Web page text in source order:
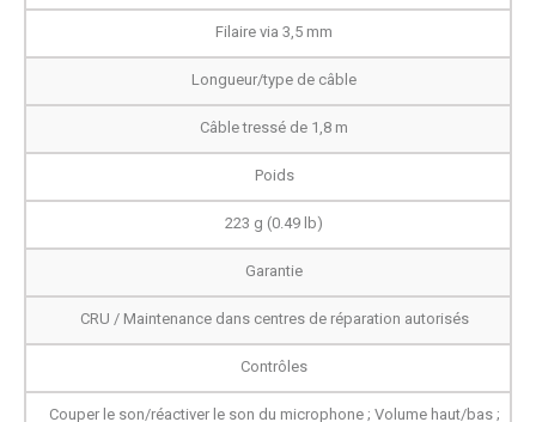
Filaire via 3,5 mm
Longueur/type de câble
Câble tressé de 1,8 m
Poids
223 g (0.49 lb)
Garantie
CRU / Maintenance dans centres de réparation autorisés
Contrôles
Couper le son/réactiver le son du microphone ; Volume haut/bas ;